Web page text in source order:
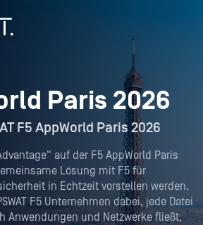
Paris 2026
F5 AppWorld Paris 2026
auf der F5 AppWorld Paris
Lösung mit F5 für
in Echtzeit vorstellen werden.
F5 Unternehmen dabei, jede Datei
Anwendungen und Netzwerke fließt,